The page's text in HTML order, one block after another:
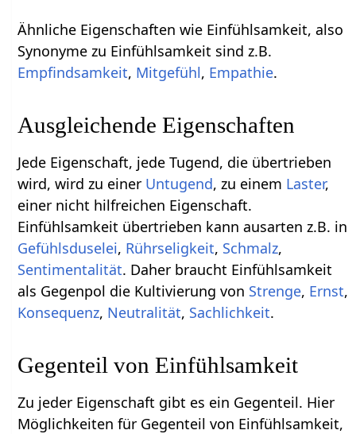
Ähnliche Eigenschaften wie Einfühlsamkeit, also
Synonyme zu Einfühlsamkeit sind z.B.
Empfindsamkeit, Mitgefühl, Empathie.
Ausgleichende Eigenschaften
Jede Eigenschaft, jede Tugend, die übertrieben
wird, wird zu einer Untugend, zu einem Laster,
einer nicht hilfreichen Eigenschaft.
Einfühlsamkeit übertrieben kann ausarten z.B. in
Gefühlsduselei, Rührseligkeit, Schmalz,
Sentimentalität. Daher braucht Einfühlsamkeit
als Gegenpol die Kultivierung von Strenge, Ernst,
Konsequenz, Neutralität, Sachlichkeit.
Gegenteil von Einfühlsamkeit
Zu jeder Eigenschaft gibt es ein Gegenteil. Hier
Möglichkeiten für Gegenteil von Einfühlsamkeit,